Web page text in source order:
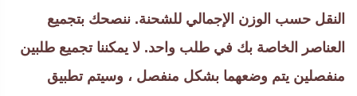
النقل حسب الوزن الإجمالي للشحنة. ننصحك بتجميع
العناصر الخاصة بك في طلب واحد. لا يمكننا تجميع طلبين
منفصلين يتم وضعهما بشكل منفصل ، وسيتم تطبيق